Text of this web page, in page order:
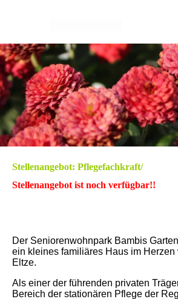
Stellenangebot: Pflegefachkraft/
Stellenangebot ist noch verfügbar!!
Der Seniorenwohnpark Bambis
ein kleines familiäres Haus im Herzen
Eltze.
Als einer der führenden privaten
Bereich der stationären Pflege der